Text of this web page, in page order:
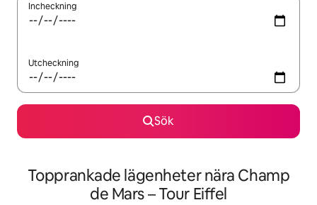
Incheckning
Utcheckning
Sök
Topprankade lägenheter nära Champ
de Mars – Tour Eiffel